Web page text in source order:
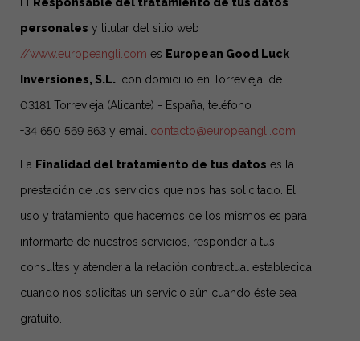
personales y titular del sitio web
//www.europeangli.com es European Good Luck
Inversiones, S.L. , con domicilio en Torrevieja, de
03181 Torrevieja (Alicante) - España, teléfono
+34 650 569 863 y email contacto@europeangli.com
La Finalidad del tratamiento de tus datos es la
prestación de los servicios que nos has solicitado. El
uso y tratamiento que hacemos de los mismos es para
informarte de nuestros servicios, responder a tus
consultas y atender a la relación contractual establecida
cuando nos solicitas un servicio aún cuando éste sea
gratuito.